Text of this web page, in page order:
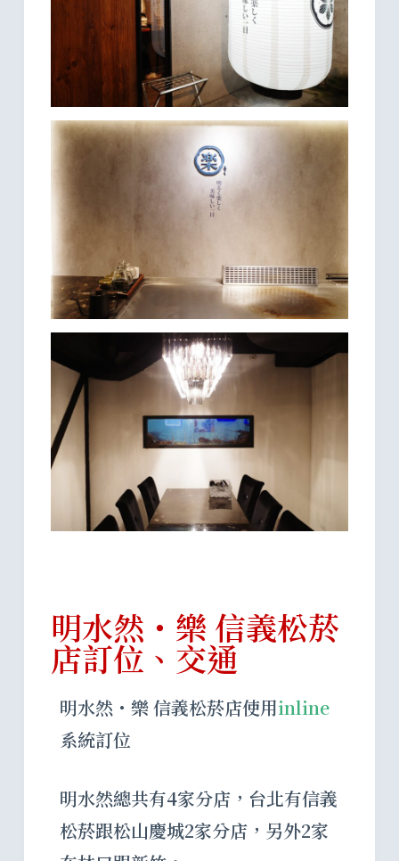
明水然・樂 信義松菸
店訂位、交通
明水然・樂 信義松菸店使用inline
系統訂位
明水然總共有4家分店，台北有信義
松菸跟松山慶城2家分店，另外2家